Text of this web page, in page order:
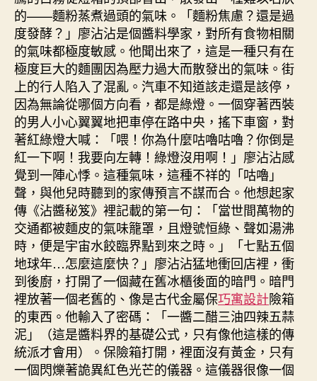
的——麵粉蒸煮過頭的氣味。「麵粉焦慮？還是過
度發酵？」廖沾沾是個醬料學家，對所有食物相關
的氣味都極度敏感。他聞出來了，這是一種只有在
極度巨大的麵團因為壓力過大而散發出的氣味。街
上的行人陷入了混亂。汽車不知道該走還是該停，
因為無論從哪個方向看，都是綠燈。一個穿著西裝
的男人小心翼翼地把車停在路中央，搖下車窗，對
著紅綠燈大喊：「喂！你為什麼咕嚕咕嚕？你倒是
紅一下啊！我要向左轉！綠燈沒用啊！」廖沾沾感
覺到一陣心悸。這種氣味，這種不祥的「咕嚕」
聲，與他兒時聽到的家傳預言不謀而合。他想起家
傳《沾醬秘笈》裡記載的第一句：「當世間萬物的
交通都被麵皮的氣味籠罩，且燈號恒綠、聲如湯沸
時，便是宇宙水餃臨界點到來之時。」「七點五個
地球年…怎麼這麼快？」廖沾沾猛地衝回店裡，衝
到後廚，打開了一個藏在舊冰櫃後面的暗門。暗門
裡放著一個老舊的、像是古代金屬保巧寓設計險箱
的東西。他輸入了密碼：「一醬二醋三油四辣五蒜
泥」（這是醬料界的基礎公式，只有像他這樣的傳
統派才會用）。保險箱打開，裡面沒有黃金，只有
一個閃爍著詭異紅色光芒的儀器。這儀器很像一個